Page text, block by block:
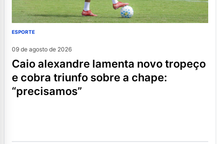
ESPORTE
09 de agosto de 2026
caio alexandre lamenta novo tropeço
e cobra triunfo sobre a chape:
“precisamos”